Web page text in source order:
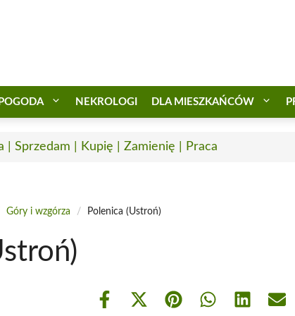
POGODA NEKROLOGI DLA MIESZKAŃCÓW
| Sprzedam | Kupię | Zamienię | Praca
Góry i wzgórza / Polenica (Ustroń)
Share
Share Share Share Share